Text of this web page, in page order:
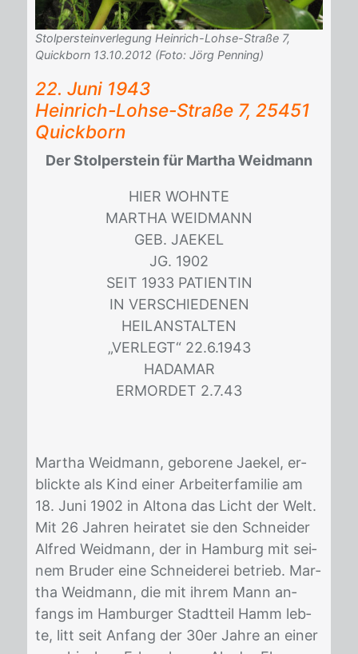
Stolpersteinverlegung Heinrich-Lohse-Straße 7,
Quickborn 13.10.2012 (Foto: Jörg Penning)
22. Juni 1943
Hein­rich-Loh­se-Stra­ße 7, 25451
Quick­born
Der Stolperstein für Martha Weidmann
HIER WOHN­TE
MAR­THA WEID­MANN
GEB. JAE­KEL
JG. 1902
SEIT 1933 PA­TI­EN­TIN
IN VER­SCHIE­DE­NEN
HEIL­AN­STAL­TEN
„VER­LEGT“ 22.6.1943
HA­D­AMAR
ER­MOR­DET 2.7.43
Mar­tha Weid­mann, ge­bo­re­ne Jae­kel, er­
blick­te als Kind ei­ner Ar­bei­ter­fa­mi­lie am
18. Juni 1902 in Al­to­na das Licht der Welt.
Mit 26 Jah­ren hei­ra­tet sie den Schnei­der
Al­fred Weid­mann, der in Ham­burg mit sei­
nem Bru­der eine Schnei­de­rei be­trieb. Mar­
tha Weid­mann, die mit ih­rem Mann an­
fangs im Ham­bur­ger Stadt­teil Hamm leb­
te, litt seit An­fang der 30er Jah­re an ei­ner